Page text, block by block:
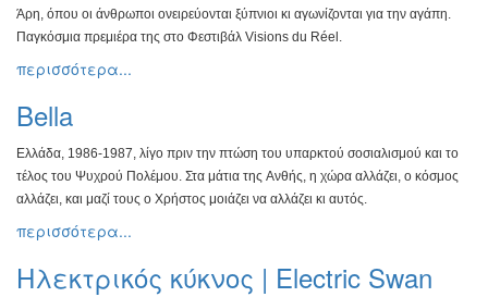
Άρη, όπου οι άνθρωποι ονειρεύονται ξύπνιοι κι αγωνίζονται για την αγάπη.
Παγκόσμια πρεμιέρα της στο Φεστιβάλ Visions du Réel.
περισσότερα...
Bella
Ελλάδα, 1986-1987, λίγο πριν την πτώση του υπαρκτού σοσιαλισμού και το
τέλος του Ψυχρού Πολέμου. Στα μάτια της Ανθής, η χώρα αλλάζει, ο κόσμος
αλλάζει, και μαζί τους ο Χρήστος μοιάζει να αλλάζει κι αυτός.
περισσότερα...
Ηλεκτρικός κύκνος | Electric Swan